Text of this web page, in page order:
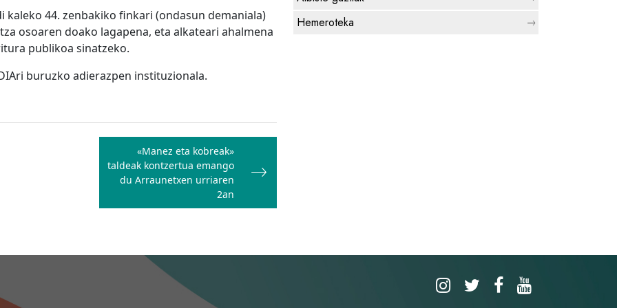
kaleko 44. zenbakiko finkari (ondasun demaniala)
osoaren doako lagapena, eta alkateari ahalmena
publikoa sinatzeko.
buruzko adierazpen instituzionala.
«Manez eta kobreak»
taldeak kontzertua emango
du Arraunetxen urriaren
2an
Hemeroteka